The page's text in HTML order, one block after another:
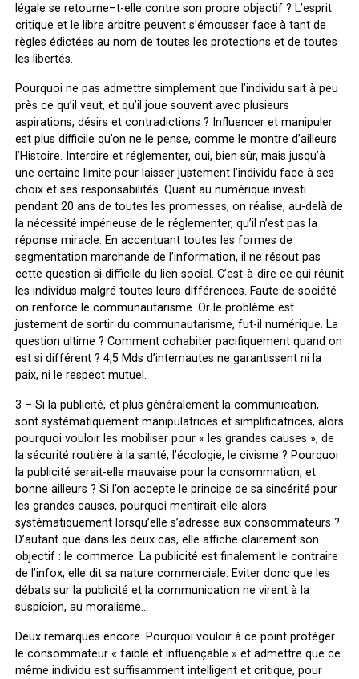
légale se retourne–t-elle contre son propre objectif ? L’esprit
critique et le libre arbitre peuvent s’émousser face à tant de
règles édictées au nom de toutes les protections et de toutes
les libertés.
Pourquoi ne pas admettre simplement que l’individu sait à peu
près ce qu’il veut, et qu’il joue souvent avec plusieurs
aspirations, désirs et contradictions ? Influencer et manipuler
est plus difficile qu’on ne le pense, comme le montre d’ailleurs
l’Histoire. Interdire et réglementer, oui, bien sûr, mais jusqu’à
une certaine limite pour laisser justement l’individu face à ses
choix et ses responsabilités. Quant au numérique investi
pendant 20 ans de toutes les promesses, on réalise, au-delà de
la nécessité impérieuse de le réglementer, qu’il n’est pas la
réponse miracle. En accentuant toutes les formes de
segmentation marchande de l’information, il ne résout pas
cette question si difficile du lien social. C’est-à-dire ce qui réunit
les individus malgré toutes leurs différences. Faute de société
on renforce le communautarisme. Or le problème est
justement de sortir du communautarisme, fut-il numérique. La
question ultime ? Comment cohabiter pacifiquement quand on
est si différent ? 4,5 Mds d’internautes ne garantissent ni la
paix, ni le respect mutuel.
3 – Si la publicité, et plus généralement la communication,
sont systématiquement manipulatrices et simplificatrices, alors
pourquoi vouloir les mobiliser pour « les grandes causes », de
la sécurité routière à la santé, l’écologie, le civisme ? Pourquoi
la publicité serait-elle mauvaise pour la consommation, et
bonne ailleurs ? Si l’on accepte le principe de sa sincérité pour
les grandes causes, pourquoi mentirait-elle alors
systématiquement lorsqu’elle s’adresse aux consommateurs ?
D’autant que dans les deux cas, elle affiche clairement son
objectif : le commerce. La publicité est finalement le contraire
de l’infox, elle dit sa nature commerciale. Eviter donc que les
débats sur la publicité et la communication ne virent à la
suspicion, au moralisme…
Deux remarques encore. Pourquoi vouloir à ce point protéger
le consommateur « faible et influençable » et admettre que ce
même individu est suffisamment intelligent et critique, pour